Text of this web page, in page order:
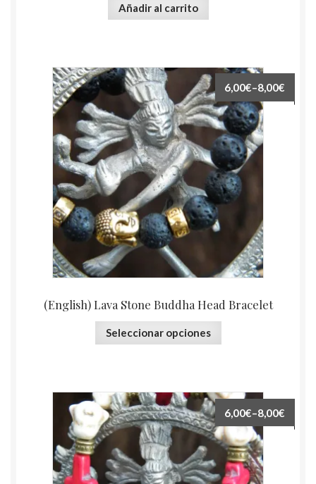
Añadir al carrito
(English) Lava Stone Buddha Head Bracelet
6,00€–8,00€
Seleccionar opciones
6,00€–8,00€